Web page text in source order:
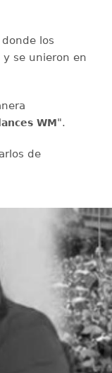
los
se unieron en
WM".
de